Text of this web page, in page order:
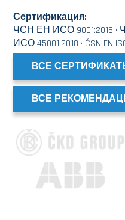
Сертификация:
ЧСН ЕН ИСО 9001:2016 ·
ИСО 45001:2018 · ČSN EN
ВСЕ
ВСЕ